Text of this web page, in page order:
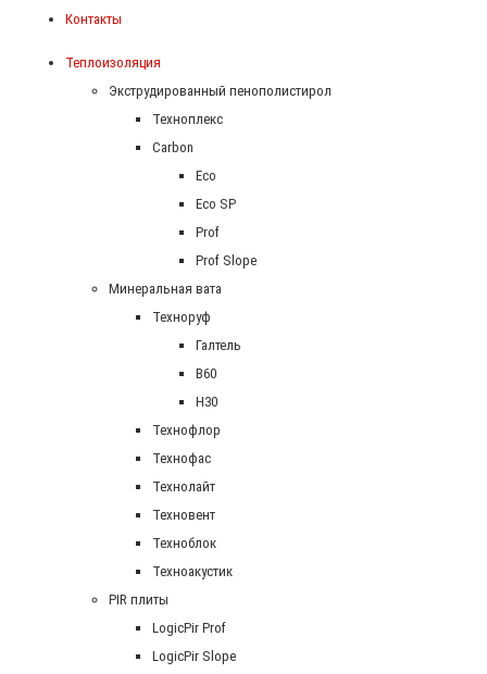
Контакты
Теплоизоляция
Экструдированный пенополистирол
Техноплекс
Carbon
Eco
Eco SP
Prof
Prof Slope
Минеральная вата
Техноруф
Галтель
В60
Н30
Технофлор
Технофас
Технолайт
Техновент
Техноблок
Техноакустик
PIR плиты
LogicPir Prof
LogicPir Slope